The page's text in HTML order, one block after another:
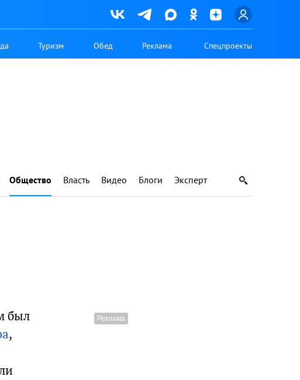
Туризм Обед Реклама Спецпроекты
Общество Власть Видео Блоги Эксперт
был
,